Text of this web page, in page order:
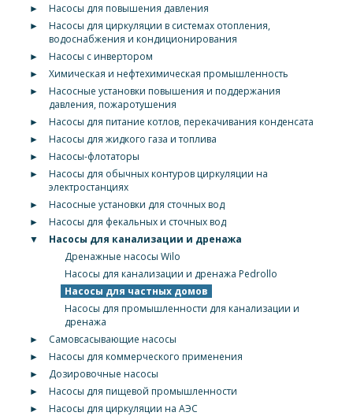
►
Насосы для повышения давления
►
Насосы для циркуляции в системах отопления,
водоснабжения и кондиционирования
►
Насосы с инвертором
►
Химическая и нефтехимическая промышленность
►
Насосные установки повышения и поддержания
давления, пожаротушения
►
Насосы для питание котлов, перекачивания конденсата
►
Насосы для жидкого газа и топлива
►
Насосы-флотаторы
►
Насосы для обычных контуров циркуляции на
электростанциях
►
Насосные установки для сточных вод
►
Насосы для фекальных и сточных вод
▼
Насосы для канализации и дренажа
Дренажные насосы Wilo
Насосы для канализации и дренажа Pedrollo
Насосы для частных домов
Насосы для промышленности для канализации и
дренажа
►
Самовсасывающие насосы
►
Насосы для коммерческого применения
►
Дозировочные насосы
►
Насосы для пищевой промышленности
►
Насосы для циркуляции на АЭС